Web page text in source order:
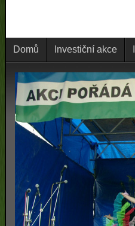
Domů Investiční akce